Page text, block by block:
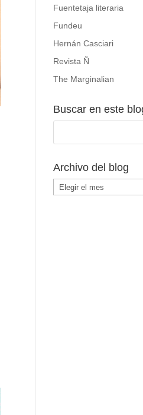
Fuentetaja literaria
Fundeu
Hernán Casciari
Revista Ñ
The Marginalian
Buscar en este
Archivo del blog
Archivo
del